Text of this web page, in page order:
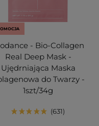
- Bio-Collagen
Real Deep Mask -
Ujędrniająca Maska
do Twarzy -
1szt/34g
631